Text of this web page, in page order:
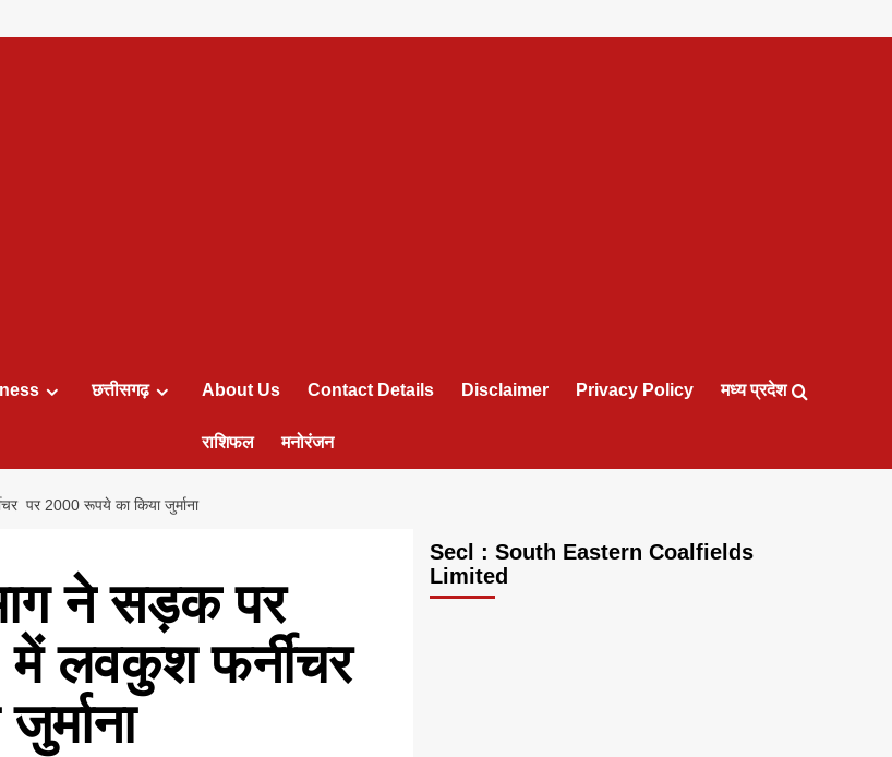
छत्तीसगढ़ About Us Contact Details Disclaimer Privacy Policy मध्य प्रदेश
राशिफल मनोरंजन
पर 2000 रूपये का किया जुर्माना
ने सड़क पर
में लवकुश फर्नीचर
Secl : South Eastern Coalfields
Limited